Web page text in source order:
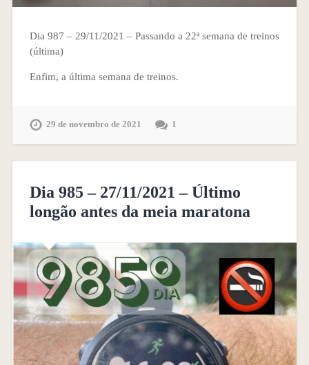
Dia 987 – 29/11/2021 – Passando a 22ª semana de treinos
(última)
Enfim, a última semana de treinos.
29 de novembro de 2021 1
Dia 985 – 27/11/2021 – Último
longão antes da meia maratona